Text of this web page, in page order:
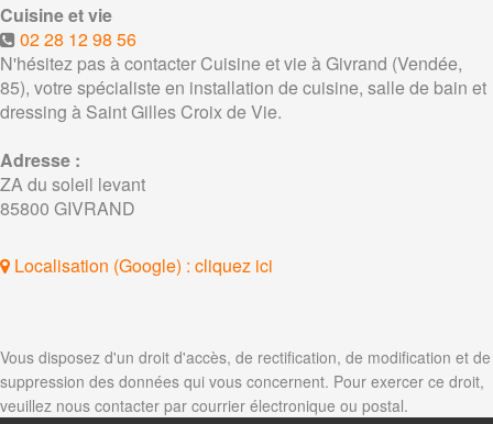
Cuisine et vie
02 28 12 98 56
N'hésitez pas à contacter Cuisine et vie à Givrand (Vendée,
85), votre spécialiste en installation de cuisine, salle de bain et
dressing à Saint Gilles Croix de Vie.
Adresse :
ZA du soleil levant
85800 GIVRAND
Localisation (Google) : cliquez ici
Vous disposez d'un droit d'accès, de rectification, de modification et de
suppression des données qui vous concernent. Pour exercer ce droit,
veuillez nous contacter par courrier électronique ou postal.